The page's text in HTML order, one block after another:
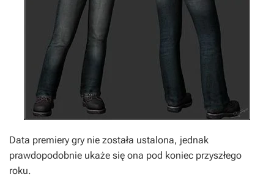
Data premiery gry nie została ustalona, jednak
prawdopodobnie ukaże się ona pod koniec przyszłego
roku.